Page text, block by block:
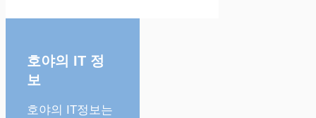
호야의 IT 정
보
호야의 IT정보는